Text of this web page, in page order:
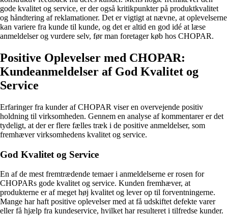
gode kvalitet og service, er der også kritikpunkter på produktkvalitet
og håndtering af reklamationer. Det er vigtigt at nævne, at oplevelserne
kan variere fra kunde til kunde, og det er altid en god idé at læse
anmeldelser og vurdere selv, før man foretager køb hos CHOPAR.
Positive Oplevelser med CHOPAR:
Kundeanmeldelser af God Kvalitet og
Service
Erfaringer fra kunder af CHOPAR viser en overvejende positiv
holdning til virksomheden. Gennem en analyse af kommentarer er det
tydeligt, at der er flere fælles træk i de positive anmeldelser, som
fremhæver virksomhedens kvalitet og service.
God Kvalitet og Service
En af de mest fremtrædende temaer i anmeldelserne er rosen for
CHOPARs gode kvalitet og service. Kunden fremhæver, at
produkterne er af meget høj kvalitet og lever op til forventningerne.
Mange har haft positive oplevelser med at få udskiftet defekte varer
eller få hjælp fra kundeservice, hvilket har resulteret i tilfredse kunder.